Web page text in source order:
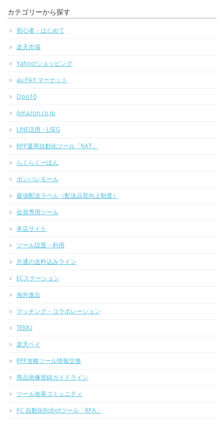
カテゴリーから探す
初心者・はじめて
楽天市場
Yahoo!ショッピング
au PAY マーケット
Qoo10
Amazon.co.jp
LINE活用・LSEG
RPP運用自動化ツール「RAT」
らくらくーぽん
ポンパレモール
最強配送ラベル（配送品質向上制度）
会員専用ツール
本店サイト
ツール設置・利用
共通の送料込みライン
ECステーション
海外進出
マッチング・コラボレーション
TEMU
楽天ペイ
RPP攻略ツール情報交換
商品画像登録ガイドライン
ツール改善コミュニティ
PC 自動化Robotツール「RPA」